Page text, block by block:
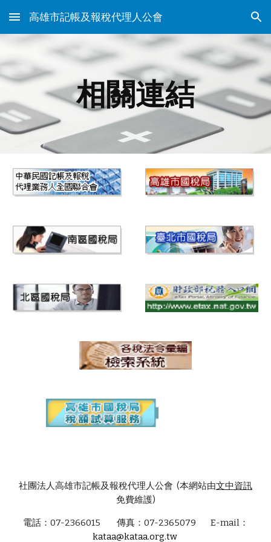
Skip to main content Skip to navigation
高雄市記帳及報稅代理人公會
相關連結
社團法人高雄市記帳及報稅代理人公會 (本網站由文中資訊
免費維護)
電話：07-2366015 傳真：07-2365079 E-mail：
kataa@kataa.org.tw